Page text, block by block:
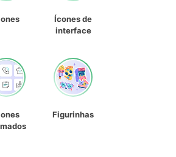
Ícones de
interface
Figurinhas